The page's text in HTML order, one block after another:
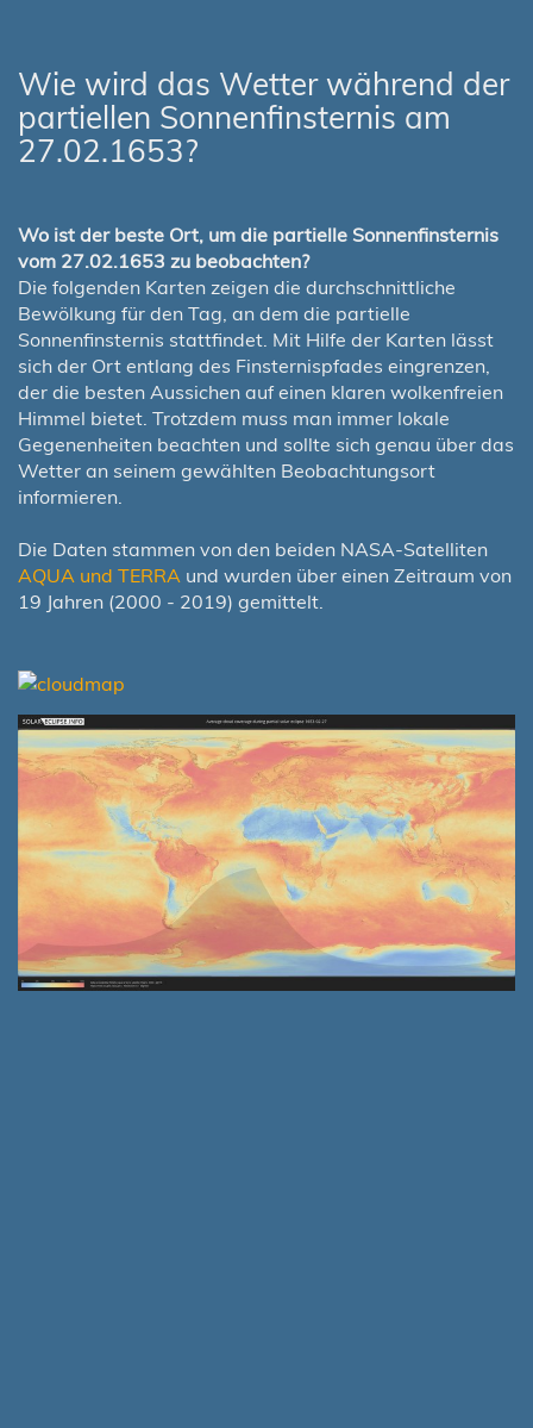
Wie wird das Wetter während der
partiellen Sonnenfinsternis am
27.02.1653?
Wo ist der beste Ort, um die partielle Sonnenfinsternis
vom 27.02.1653 zu beobachten?
Die folgenden Karten zeigen die durchschnittliche
Bewölkung für den Tag, an dem die partielle
Sonnenfinsternis stattfindet. Mit Hilfe der Karten lässt
sich der Ort entlang des Finsternispfades eingrenzen,
der die besten Aussichen auf einen klaren wolkenfreien
Himmel bietet. Trotzdem muss man immer lokale
Gegenenheiten beachten und sollte sich genau über das
Wetter an seinem gewählten Beobachtungsort
informieren.
Die Daten stammen von den beiden NASA-Satelliten
AQUA und TERRA und wurden über einen Zeitraum von
19 Jahren (2000 - 2019) gemittelt.